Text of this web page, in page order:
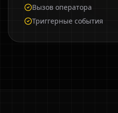
Вызов оператора
Триггерные события